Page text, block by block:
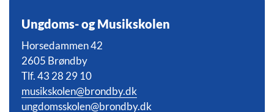
Ungdoms- og Musikskolen
Horsedammen 42
2605 Brøndby
Tlf. 43 28 29 10
musikskolen@brondby.dk
ungdomsskolen@brondby.dk